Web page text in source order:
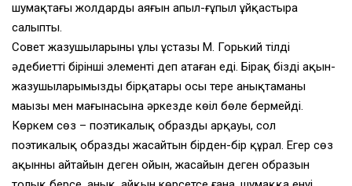
шумақтағы жолдардың аяғын апыл-ғұпыл ұйқастыра
салыпты.
Совет жазушыларының ұлы ұстазы М. Горький тілді
әдебиеттің бірінші элементі деп атаған еді. Бірақ біздің ақын-
жазушыларымыздың бірқатары осы терең анықтаманың
маңызы мен мағынасына әркезде көңіл бөле бермейді.
Көркем сөз – поэтикалық образдың арқауы, сол
поэтикалық образды жасайтын бірден-бір құрал. Егер сөз
ақынның айтайын деген ойын, жасайын деген образын